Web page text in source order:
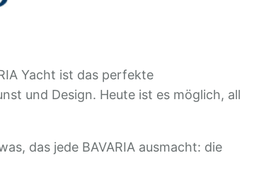
Yacht ist das perfekte
und Design. Heute ist es möglich, all
das jede BAVARIA ausmacht: die